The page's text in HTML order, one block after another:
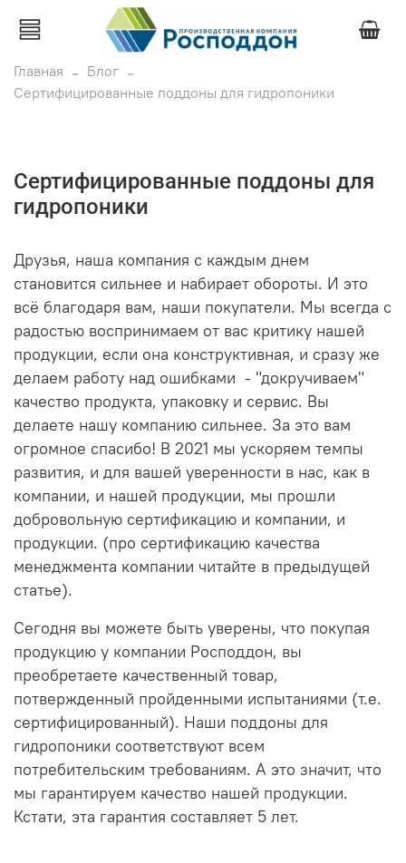
Главная
Блог
Cертифицированные поддоны для гидропоники
Cертифицированные поддоны для
гидропоники
Друзья, наша компания с каждым днем
становится сильнее и набирает обороты. И это
всё благодаря вам, наши покупатели. Мы всегда с
радостью воспринимаем от вас критику нашей
продукции, если она конструктивная, и сразу же
делаем работу над ошибками - "докручиваем"
качество продукта, упаковку и сервис. Вы
делаете нашу компанию сильнее. За это вам
огромное спасибо! В 2021 мы ускоряем темпы
развития, и для вашей уверенности в нас, как в
компании, и нашей продукции, мы прошли
добровольную сертификацию и компании, и
продукции. (про сертификацию качества
менеджмента компании читайте в предыдущей
статье).
Сегодня вы можете быть уверены, что покупая
продукцию у компании Росподдон, вы
преобретаете качественный товар,
потвержденный пройденными испытаниями (т.е.
сертифицированный). Наши поддоны для
гидропоники соответствуют всем
потребительским требованиям. А это значит, что
мы гарантируем качество нашей продукции.
Кстати, эта гарантия составляет 5 лет.